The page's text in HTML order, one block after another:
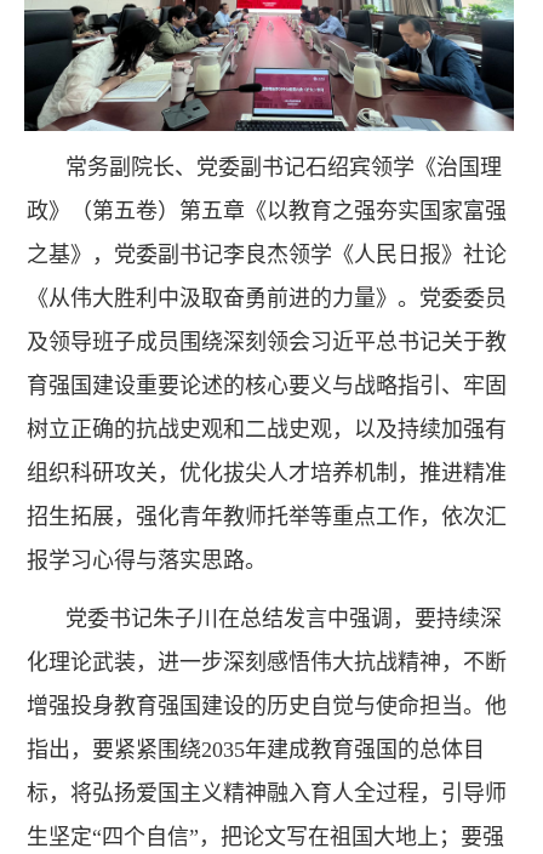
常务副院长、党委副书记石绍宾领学《治国理
政》（第五卷）第五章《以教育之强夯实国家富强
之基》，党委副书记李良杰领学《人民日报》社论
《从伟大胜利中汲取奋勇前进的力量》。党委委员
及领导班子成员围绕深刻领会习近平总书记关于教
育强国建设重要论述的核心要义与战略指引、牢固
树立正确的抗战史观和二战史观，以及持续加强有
组织科研攻关，优化拔尖人才培养机制，推进精准
招生拓展，强化青年教师托举等重点工作，依次汇
报学习心得与落实思路。
党委书记朱子川在总结发言中强调，要持续深
化理论武装，进一步深刻感悟伟大抗战精神，不断
增强投身教育强国建设的历史自觉与使命担当。他
指出，要紧紧围绕2035年建成教育强国的总体目
标，将弘扬爱国主义精神融入育人全过程，引导师
生坚定“四个自信”，把论文写在祖国大地上；要强